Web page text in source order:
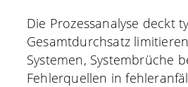
Die Prozessanalyse deckt
Gesamtdurchsatz
Systemen, Systembrüche
Fehlerquellen in